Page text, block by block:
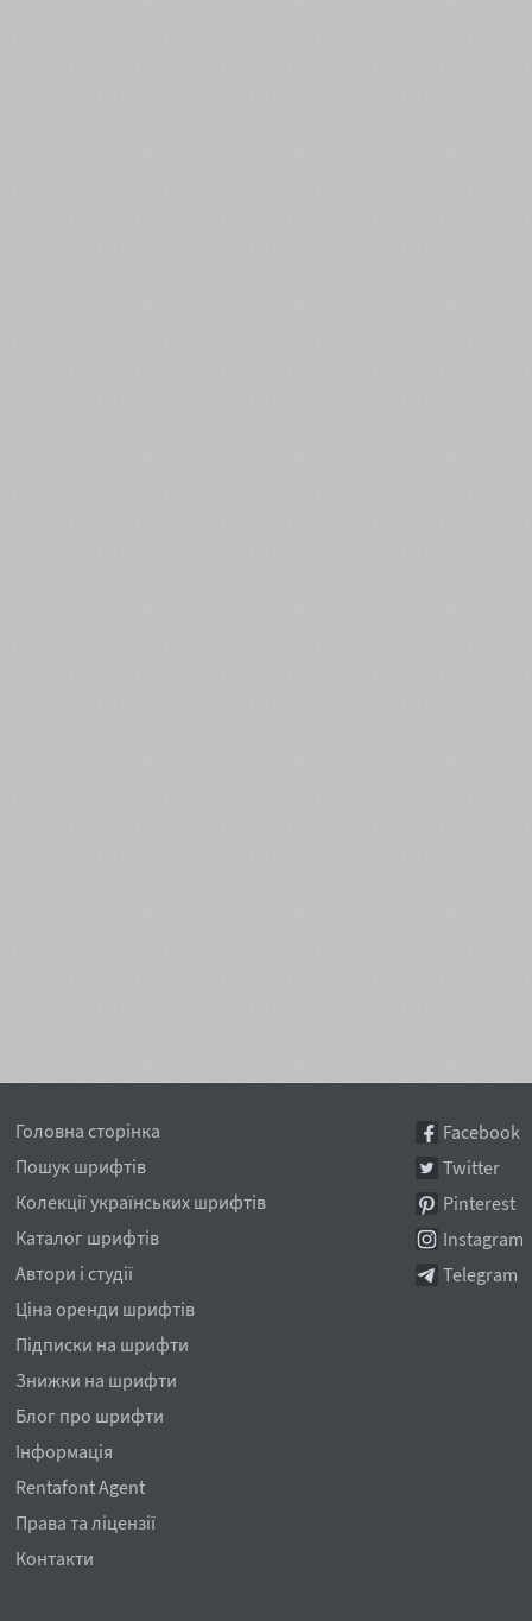
Головна сторінка
Пошук шрифтів
Колекції українських шрифтів
Каталог шрифтів
Автори і студії
Ціна оренди шрифтів
Підписки на шрифти
Знижки на шрифти
Блог про шрифти
Інформація
Rentafont Agent
Права та ліцензії
Контакти
Facebook
Twitter
Pinterest
Instagram
Telegram